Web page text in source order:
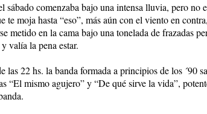
sábado comenzaba bajo una intensa lluvia, pero no
te moja hasta “eso”, más aún con el viento en
metido en la cama bajo una tonelada de frazadas
valía la pena estar.
las 22 hs. la banda formada a principios de los ´90
“El mismo agujero” y “De qué sirve la vida”,